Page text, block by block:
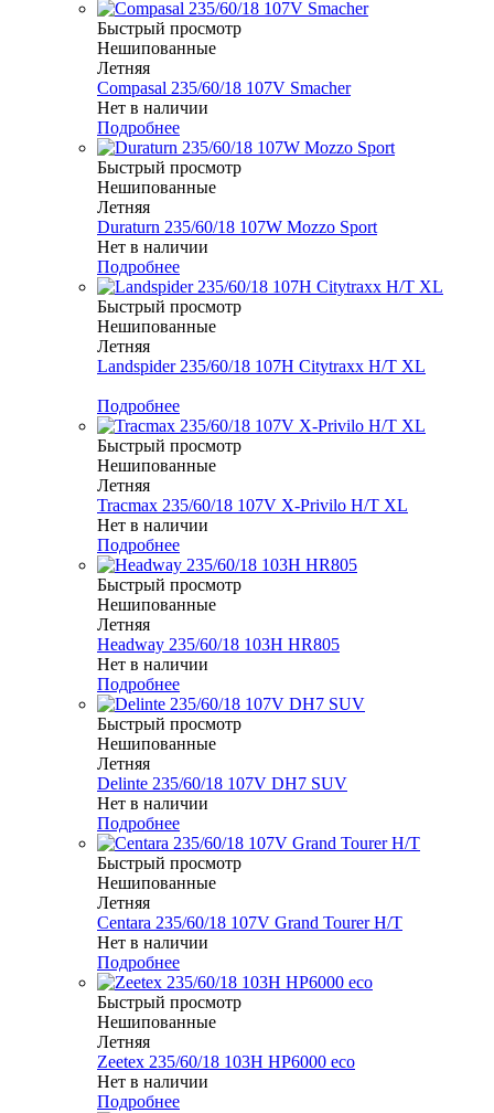
Быстрый просмотр
Нешипованные
Летняя
Compasal 235/60/18 107V Smacher
Нет в наличии
Подробнее
Быстрый просмотр
Нешипованные
Летняя
Duraturn 235/60/18 107W Mozzo Sport
Нет в наличии
Подробнее
Быстрый просмотр
Нешипованные
Летняя
Landspider 235/60/18 107H Citytraxx H/T XL
Подробнее
Быстрый просмотр
Нешипованные
Летняя
Tracmax 235/60/18 107V X-Privilo H/T XL
Нет в наличии
Подробнее
Быстрый просмотр
Нешипованные
Летняя
Headway 235/60/18 103H HR805
Нет в наличии
Подробнее
Быстрый просмотр
Нешипованные
Летняя
Delinte 235/60/18 107V DH7 SUV
Нет в наличии
Подробнее
Быстрый просмотр
Нешипованные
Летняя
Centara 235/60/18 107V Grand Tourer H/T
Нет в наличии
Подробнее
Быстрый просмотр
Нешипованные
Летняя
Zeetex 235/60/18 103H HP6000 eco
Нет в наличии
Подробнее